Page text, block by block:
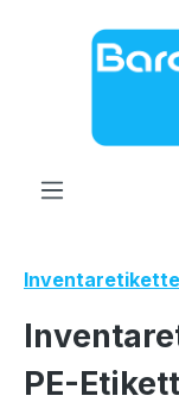
Zum Hauptinhalt
PE-